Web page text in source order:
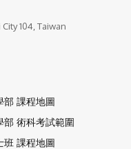
104, Taiwan
部 課程地圖
部 術科考試範圍
班 課程地圖